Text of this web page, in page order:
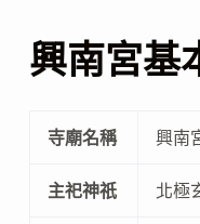
興南宮基
寺廟名稱 興南
主祀神祇 北極